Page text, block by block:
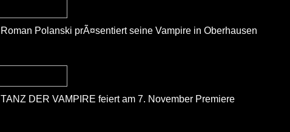
Roman Polanski prÃ¤sentiert seine Vampire in Oberhausen
TANZ DER VAMPIRE feiert am 7. November Premiere